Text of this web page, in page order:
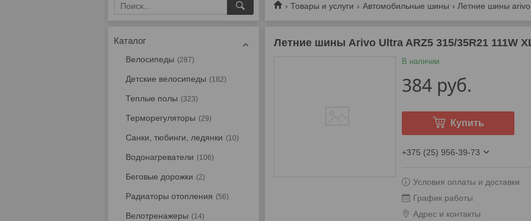
Товары и услуги Автомобильные шины Летние шины
Летние шины Arivo Ultra ARZ5 315/35R21 111W
В наличии
384 руб.
Купить
+375 (25) 956-39-73
Условия оплаты и доставки
График работы
Адрес и контакты
Каталог
Велосипеды 287
Детские велосипеды 182
Теплые полы 323
Терморегуляторы 29
Санки, тюбинги, ледянки 10
Водонагреватели 106
Беговые дорожки 2
Радиаторы отопления 56
Велотренажеры 14